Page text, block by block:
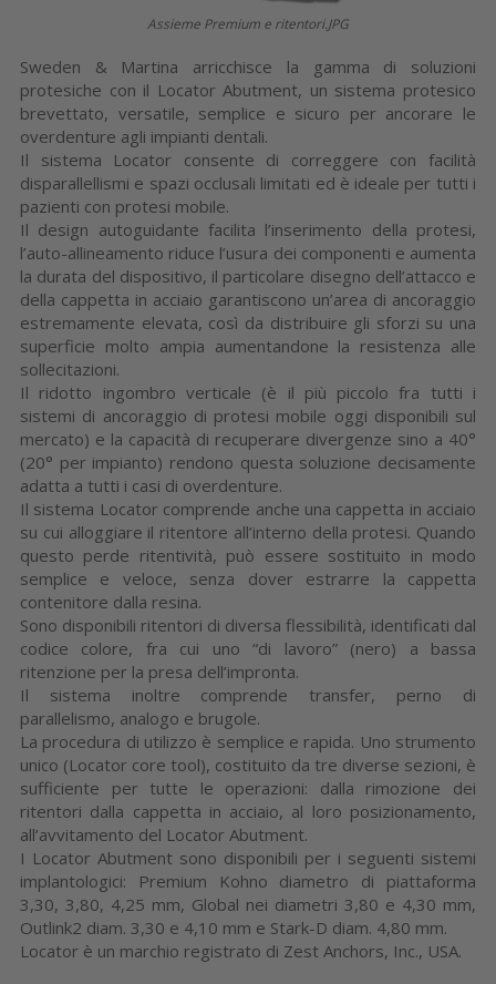
Assieme Premium e ritentori.JPG
Sweden & Martina arricchisce la gamma di soluzioni
protesiche con il Locator Abutment, un sistema protesico
brevettato, versatile, semplice e sicuro per ancorare le
overdenture agli impianti dentali.
Il sistema Locator consente di correggere con facilità
disparallellismi e spazi occlusali limitati ed è ideale per tutti i
pazienti con protesi mobile.
Il design autoguidante facilita l’inserimento della protesi,
l’auto-allineamento riduce l’usura dei componenti e aumenta
la durata del dispositivo, il particolare disegno dell’attacco e
della cappetta in acciaio garantiscono un’area di ancoraggio
estremamente elevata, così da distribuire gli sforzi su una
superficie molto ampia aumentandone la resistenza alle
sollecitazioni.
Il ridotto ingombro verticale (è il più piccolo fra tutti i
sistemi di ancoraggio di protesi mobile oggi disponibili sul
mercato) e la capacità di recuperare divergenze sino a 40°
(20° per impianto) rendono questa soluzione decisamente
adatta a tutti i casi di overdenture.
Il sistema Locator comprende anche una cappetta in acciaio
su cui alloggiare il ritentore all’interno della protesi. Quando
questo perde ritentività, può essere sostituito in modo
semplice e veloce, senza dover estrarre la cappetta
contenitore dalla resina.
Sono disponibili ritentori di diversa flessibilità, identificati dal
codice colore, fra cui uno “di lavoro” (nero) a bassa
ritenzione per la presa dell’impronta.
Il sistema inoltre comprende transfer, perno di
parallelismo, analogo e brugole.
La procedura di utilizzo è semplice e rapida. Uno strumento
unico (Locator core tool), costituito da tre diverse sezioni, è
sufficiente per tutte le operazioni: dalla rimozione dei
ritentori dalla cappetta in acciaio, al loro posizionamento,
all’avvitamento del Locator Abutment.
I Locator Abutment sono disponibili per i seguenti sistemi
implantologici: Premium Kohno diametro di piattaforma
3,30, 3,80, 4,25 mm, Global nei diametri 3,80 e 4,30 mm,
Outlink2 diam. 3,30 e 4,10 mm e Stark-D diam. 4,80 mm.
Locator è un marchio registrato di Zest Anchors, Inc., USA.